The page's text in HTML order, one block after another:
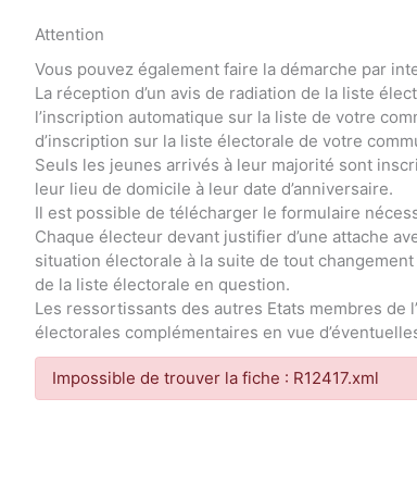
Attention
Vous pouvez également faire la démarche par
La réception d’un avis de radiation de la liste
l’inscription automatique sur la liste de votre
d’inscription sur la liste électorale de votre
Seuls les jeunes arrivés à leur majorité sont
leur lieu de domicile à leur date d’anniversaire.
Il est possible de télécharger le formulaire
Chaque électeur devant justifier d’une attache
situation électorale à la suite de tout
de la liste électorale en question.
Les ressortissants des autres Etats membres
électorales complémentaires en vue
Impossible de trouver la fiche : R12417.xml